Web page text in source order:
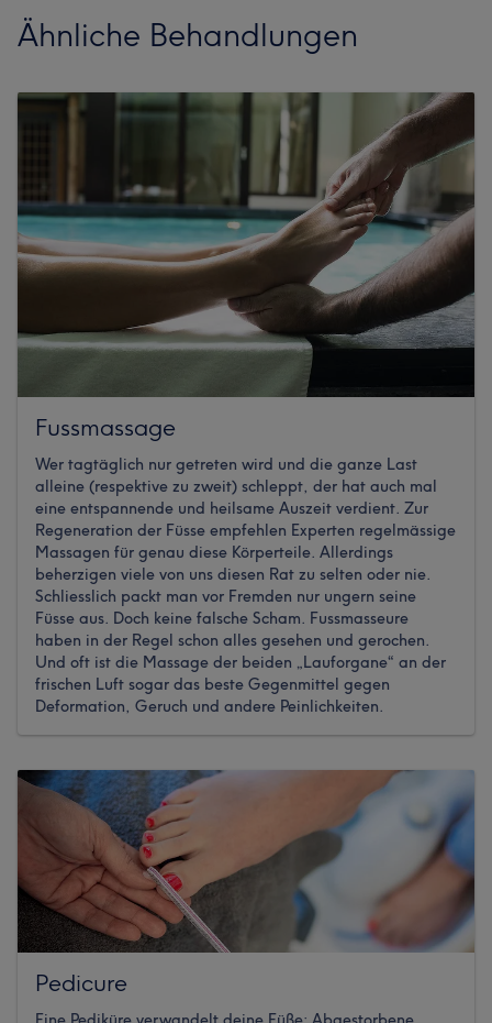
Ähnliche Behandlungen
Fussmassage
Wer tagtäglich nur getreten wird und die ganze Last
alleine (respektive zu zweit) schleppt, der hat auch mal
eine entspannende und heilsame Auszeit verdient. Zur
Regeneration der Füsse empfehlen Experten regelmässige
Massagen für genau diese Körperteile. Allerdings
beherzigen viele von uns diesen Rat zu selten oder nie.
Schliesslich packt man vor Fremden nur ungern seine
Füsse aus. Doch keine falsche Scham. Fussmasseure
haben in der Regel schon alles gesehen und gerochen.
Und oft ist die Massage der beiden „Lauforgane“ an der
frischen Luft sogar das beste Gegenmittel gegen
Deformation, Geruch und andere Peinlichkeiten.
Pedicure